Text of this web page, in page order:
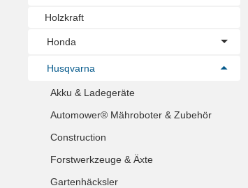
Holzkraft
Honda
Husqvarna
Akku & Ladegeräte
Automower® Mähroboter & Zubehör
Construction
Forstwerkzeuge & Äxte
Gartenhäcksler